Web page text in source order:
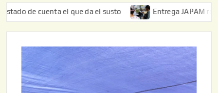
cuenta el que da el susto Entrega JAPAM